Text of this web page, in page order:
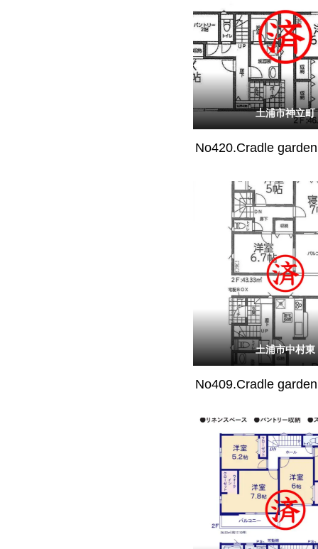
土浦市神立町
No420.Cradle
土浦市中村東
No409.Cradle